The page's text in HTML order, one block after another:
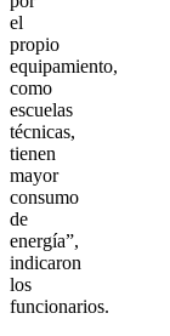
el
propio
equipamiento,
como
escuelas
técnicas,
tienen
mayor
consumo
de
energía”,
indicaron
los
funcionarios.